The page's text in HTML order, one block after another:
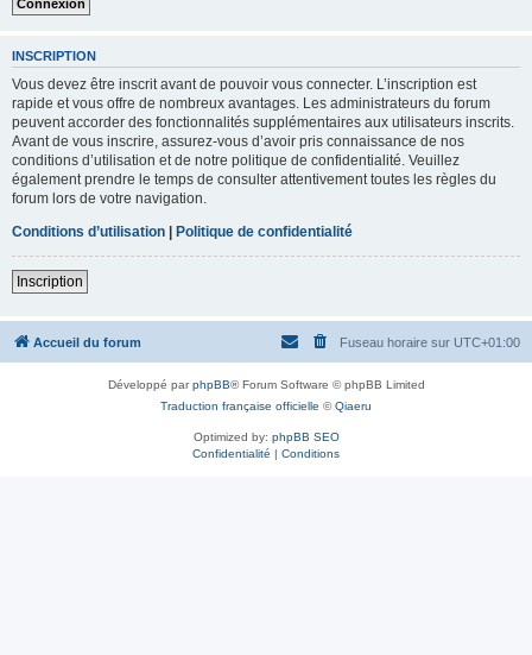
INSCRIPTION
Vous devez être inscrit avant de pouvoir vous connecter. L’inscription est
rapide et vous offre de nombreux avantages. Les administrateurs du forum
peuvent accorder des fonctionnalités supplémentaires aux utilisateurs inscrits.
Avant de vous inscrire, assurez-vous d’avoir pris connaissance de nos
conditions d’utilisation et de notre politique de confidentialité. Veuillez
également prendre le temps de consulter attentivement toutes les règles du
forum lors de votre navigation.
Conditions d’utilisation | Politique de confidentialité
Inscription
Accueil du forum Fuseau horaire sur UTC+01:00
Développé parphpBB® Forum Software © phpBB Limited
Traduction française officielle ©Qiaeru
Optimized by: phpBB SEO
Confidentialité | Conditions